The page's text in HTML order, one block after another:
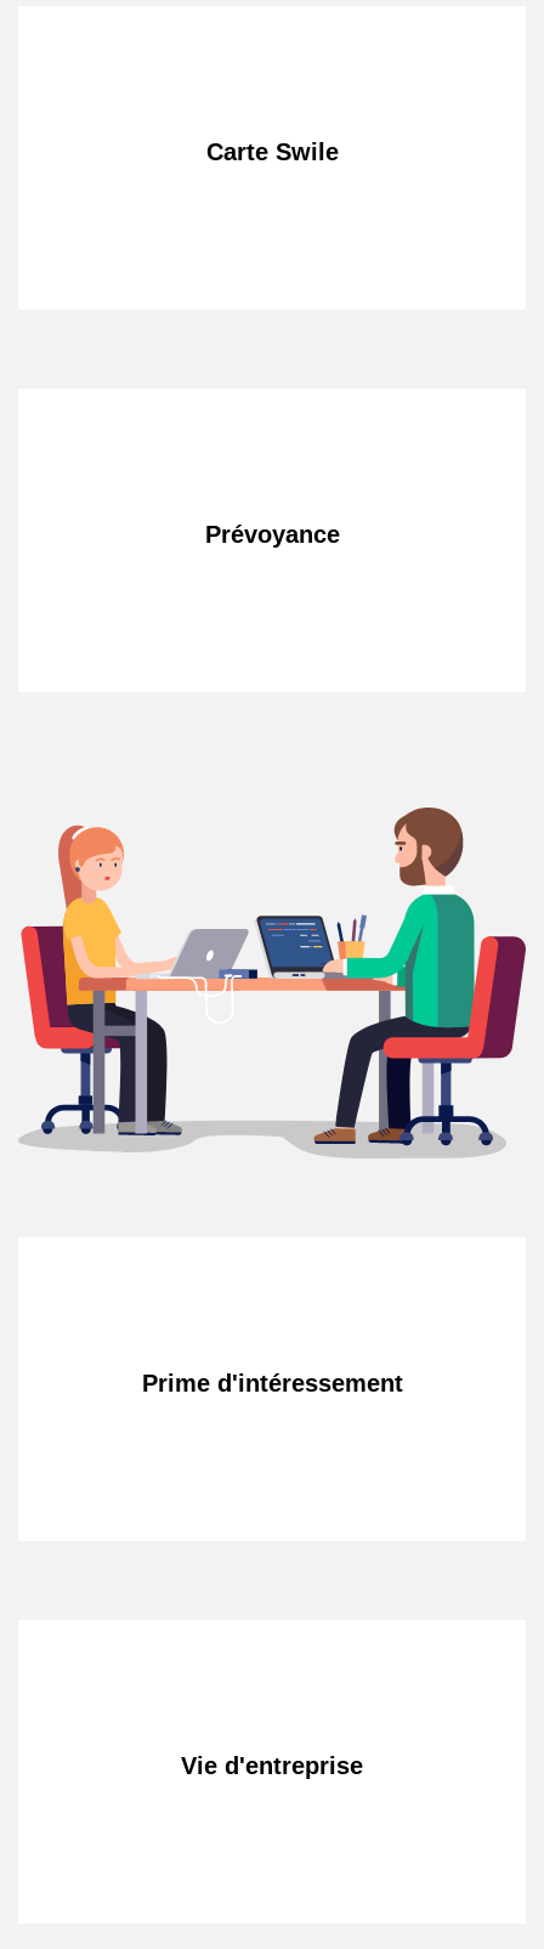
Carte Swile
Prévoyance
Prime d'intéressement
Vie d'entreprise